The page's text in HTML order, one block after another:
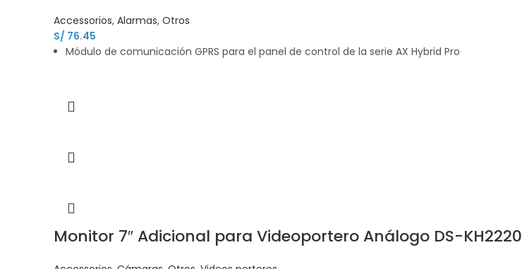
Accessorios, Alarmas, Otros
S/ 76.45
Módulo de comunicación GPRS para el panel de control de la serie AX Hybrid Pro
Monitor 7″ Adicional para Videoportero Análogo DS-KH2220